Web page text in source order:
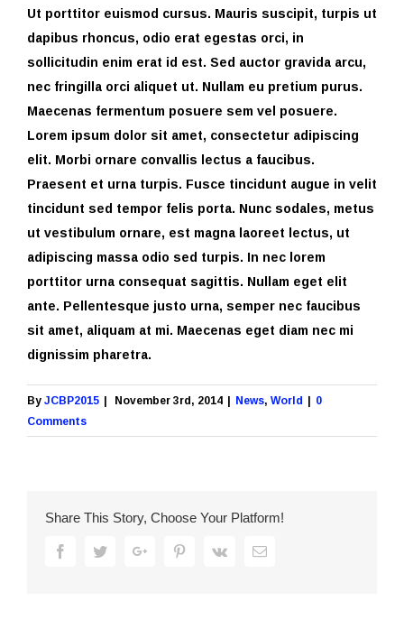
Ut porttitor euismod cursus. Mauris suscipit, turpis ut
dapibus rhoncus, odio erat egestas orci, in
sollicitudin enim erat id est. Sed auctor gravida arcu,
nec fringilla orci aliquet ut. Nullam eu pretium purus.
Maecenas fermentum posuere sem vel posuere.
Lorem ipsum dolor sit amet, consectetur adipiscing
elit. Morbi ornare convallis lectus a faucibus.
Praesent et urna turpis. Fusce tincidunt augue in velit
tincidunt sed tempor felis porta. Nunc sodales, metus
ut vestibulum ornare, est magna laoreet lectus, ut
adipiscing massa odio sed turpis. In nec lorem
porttitor urna consequat sagittis. Nullam eget elit
ante. Pellentesque justo urna, semper nec faucibus
sit amet, aliquam at mi. Maecenas eget diam nec mi
dignissim pharetra.
ByJCBP2015 | November 3rd, 2014 | News,World | 0
Comments
Share This Story, Choose Your Platform!
FacebookTwitterGoogle+ PinterestVk Email